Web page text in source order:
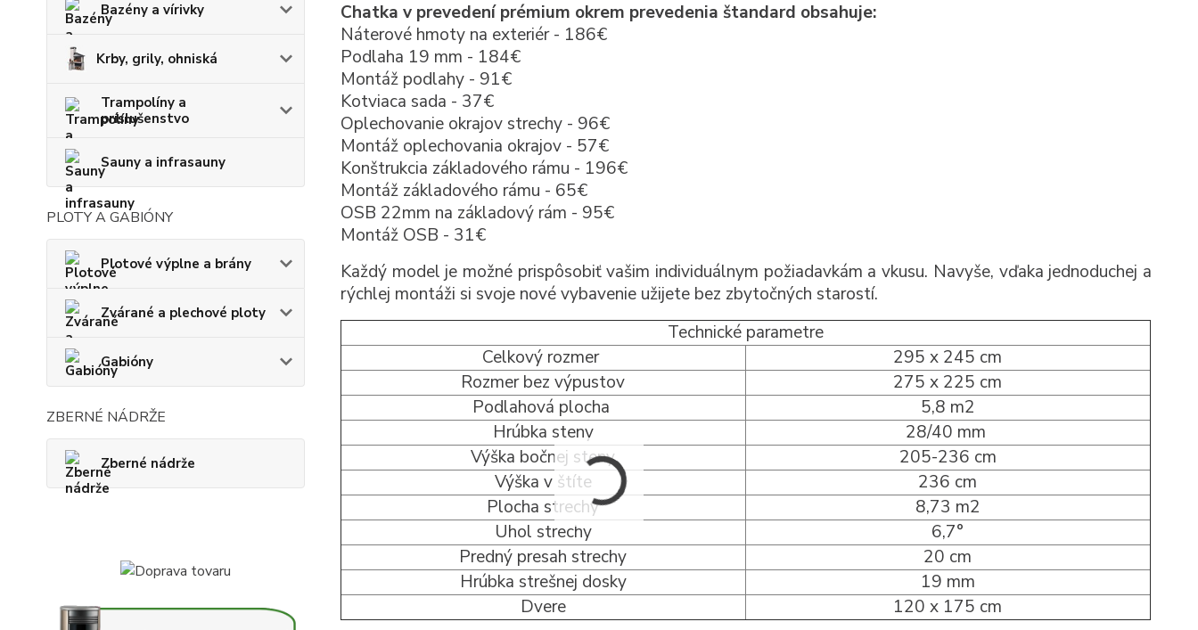
Bazény a vírivky
Krby, grily, ohniská
Trampolíny a
príslušenstvo
Sauny a infrasauny
PLOTY A GABIÓNY
Plotové výplne a brány
Zvárané a plechové ploty
Gabióny
ZBERNÉ NÁDRŽE
Zberné nádrže
Chatka v prevedení prémium okrem prevedenia štandard obsahuje:
Náterové hmoty na exteriér - 186€
Podlaha 19 mm - 184€
Montáž podlahy - 91€
Kotviaca sada - 37€
Oplechovanie okrajov strechy - 96€
Montáž oplechovania okrajov - 57€
Konštrukcia základového rámu - 196€
Montáž základového rámu - 65€
OSB 22mm na základový rám - 95€
Montáž OSB - 31€
Každý model je možné prispôsobiť vašim individuálnym požiadavkám a vkusu. Navyše, vďaka jednoduchej a
rýchlej montáži si svoje nové vybavenie užijete bez zbytočných starostí.
Technické parametre
Celkový rozmer
295 x 245 cm
Rozmer bez výpustov
275 x 225 cm
Podlahová plocha
5,8 m2
Hrúbka steny
28/40 mm
Výška bočnej steny
205-236 cm
Výška v štíte
236 cm
Plocha strechy
8,73 m2
Uhol strechy
6,7°
Predný presah strechy
20 cm
Hrúbka strešnej dosky
19 mm
Dvere
120 x 175 cm